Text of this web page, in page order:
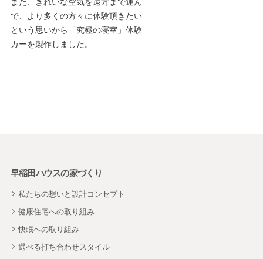
また、きれいな空気を遠方まで運ん
で、より多くの方々に体験頂きたい
という思いから「究極の寝室」体験
カーを製作しました。
早稲田ハウスの家づくり
私たちの想いと設計コンセプト
健康住宅への取り組み
快眠への取り組み
選べる打ち合わせスタイル